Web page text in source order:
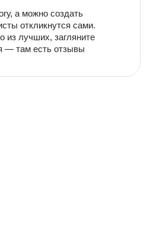
а можно создать
откликнутся сами.
из лучших, загляните
— там есть отзывы